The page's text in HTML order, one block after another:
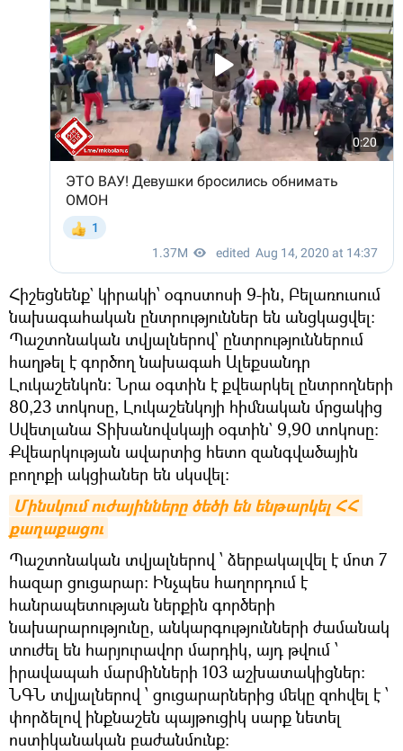
Հիշեցնենք` կիրակի՝ օգոստոսի 9-ին, Բելառուսում
նախագահական ընտրություններ են անցկացվել։
Պաշտոնական տվյալներով՝ ընտրություններում
հաղթել է գործող նախագահ Ալեքսանդր
Լուկաշենկոն: Նրա օգտին է քվեարկել ընտրողների
80,23 տոկոսը, Լուկաշենկոյի հիմնական մրցակից
Սվետլանա Տիխանովսկայի օգտին` 9,90 տոկոսը:
Քվեարկության ավարտից հետո զանգվածային
բողոքի ակցիաներ են սկսվել:
Մինսկում ուժայինները ծեծի են ենթարկել ՀՀ
քաղաքացու
Պաշտոնական տվյալներով ՝ ձերբակալվել է մոտ 7
հազար ցուցարար։ Ինչպես հաղորդում է
հանրապետության ներքին գործերի
նախարարությունը, անկարգությունների ժամանակ
տուժել են հարյուրավոր մարդիկ, այդ թվում ՝
իրավապահ մարմինների 103 աշխատակիցներ:
ՆԳՆ տվյալներով ՝ ցուցարարներից մեկը զոհվել է ՝
փորձելով ինքնաշեն պայթուցիկ սարք նետել
ոստիկանական բաժանմունք։